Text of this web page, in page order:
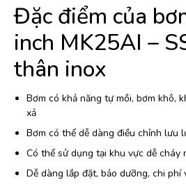
Đặc điểm của
inch MK25AI –
thân inox
Bơm có khả năng tự mồi, bơm khô,
xả
Bơm có thể dễ dàng điều chỉnh lưu
Có thể sử dụng tại khu vực dễ cháy
Dễ dàng lắp đặt, bảo dưỡng, chi phí